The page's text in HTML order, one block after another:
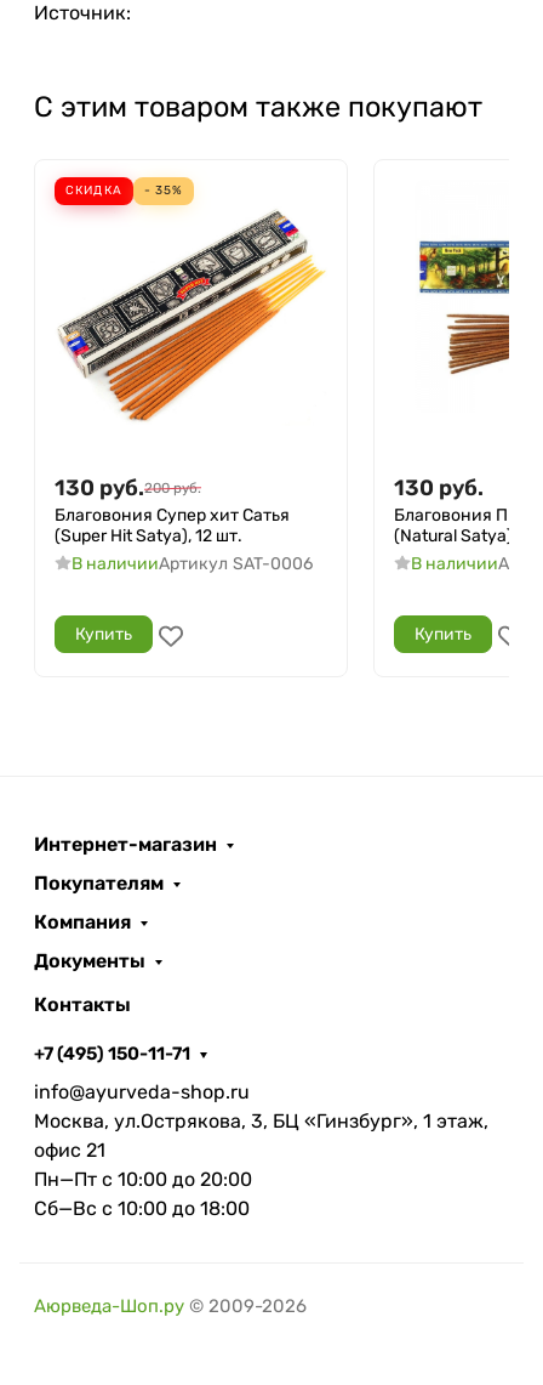
Источник:
С этим товаром также покупают
СКИДКА - 35%
130 руб.200 руб.
Благовония Супер хит Сатья
(Super Hit Satya), 12 шт.
В наличииАртикул SAT-0006
Купить
130 руб.
Благовония
(Natural Satya), 12
В наличии
Купить
Интернет-магазин
Покупателям
Компания
Документы
Контакты
+7 (495) 150-11-71
info@ayurveda-shop.ru
Москва, ул.Острякова, 3, БЦ «Гинзбург», 1 этаж,
офис 21
Пн—Пт с 10:00 до 20:00
Сб—Вс с 10:00 до 18:00
Аюрведа-Шоп.ру © 2009-2026